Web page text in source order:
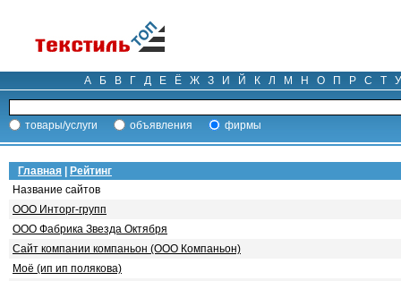
А Б В Г Д Е Ё Ж З И Й К Л М Н О П Р С Т У
товары/услуги объявления фирмы
Главная
Рейтинг
Название сайтов
ООО Инторг-групп
ООО Фабрика Звезда Октября
Сайт компании компаньон (ООО Компаньон)
Моё (ип ип полякова)